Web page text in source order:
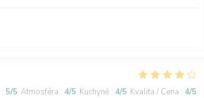
: 5/5 Atmosféra : 4/5 Kuchyně : 4/5 Kvalita / Cena : 4/5